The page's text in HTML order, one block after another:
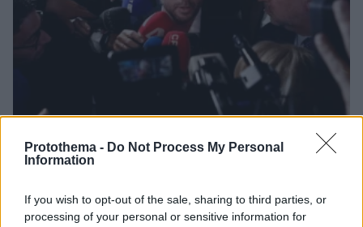
Protothema - Do Not Process My Personal
Information
If you wish to opt-out of the sale, sharing to third parties, or
processing of your personal or sensitive information for
βαρελιού απευθύνοντας προσκλητήριο στους ψηφοφόρους
Κασιδιάρη
22.05.2023, 18:43